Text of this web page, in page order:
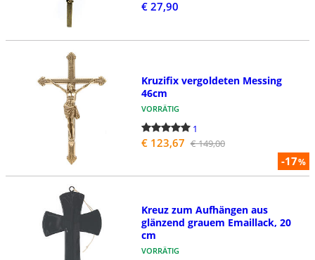
€ 27,90
-17%
Kruzifix vergoldeten Messing
46cm
VORRÄTIG
1
€ 123,67 € 149,00
Kreuz zum Aufhängen aus
glänzend grauem Emaillack, 20
cm
VORRÄTIG